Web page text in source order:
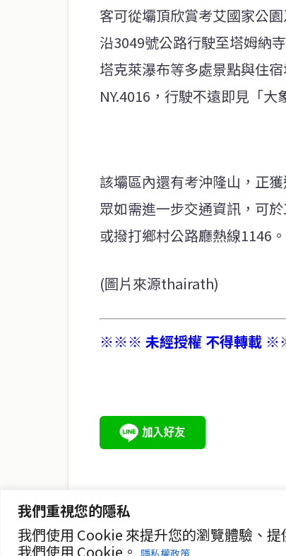
我們重視您的隱私
我們使用 Cookie 來提升您的瀏覽體驗、
我們使用 Cookie。
隱私權政策
客可從壩頂欣賞考艾國家公
沿3049號公路行駛至塔姆納
塔克萊瀑布等多處景點與住
NY.4016，行駛不遠即見「
該壩區內還有考沖隆山，正
眾如需進一步交通資訊，可
或撥打鄉村公路廳熱線1146。
(圖片來源thairath)
※※※ 未經授權 不得轉載
泰國當地政治、經濟、華人社群與社會時事，為在泰
時、客觀、多元的中文新聞內容。